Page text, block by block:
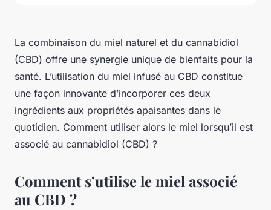
La combinaison du miel naturel et du cannabidiol
(CBD) offre une synergie unique de bienfaits pour la
santé. L’utilisation du miel infusé au CBD constitue
une façon innovante d’incorporer ces deux
ingrédients aux propriétés apaisantes dans le
quotidien. Comment utiliser alors le miel lorsqu’il est
associé au cannabidiol (CBD) ?
Comment s’utilise le miel associé
au CBD ?